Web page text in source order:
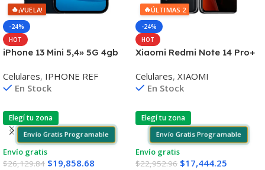
🔥¡VUELA!
-24%
HOT
iPhone 13 Mini 5,4» 5G 4gb
Celulares, IPHONE REF
En Stock
Elegí tu zona
Envío Gratis Programable
Envío gratis
$26,129.84 $19,858.68
🔥ÚLTIMAS 2
-24%
HOT
Xiaomi Redmi Note 14 Pro+
Cam 200mp
Celulares, XIAOMI
En Stock
Elegí tu zona
Envío Gratis Programable
Envío gratis
$22,952.96 $17,444.25